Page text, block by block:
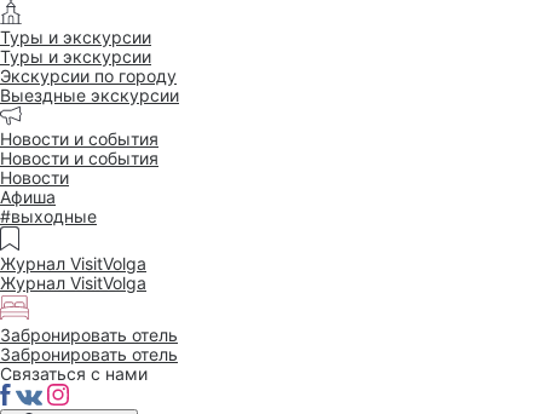
21 МАЯ 2018
Чебоксары
Волги на
Московской набережной
Туры и экскурсии
Туры и экскурсии
Экскурсии по городу
Выездные экскурсии
Новости и события
Новости и события
Новости
Афиша
#выходные
Журнал VisitVolga
Журнал VisitVolga
Забронировать отель
Забронировать отель
Связаться с нами